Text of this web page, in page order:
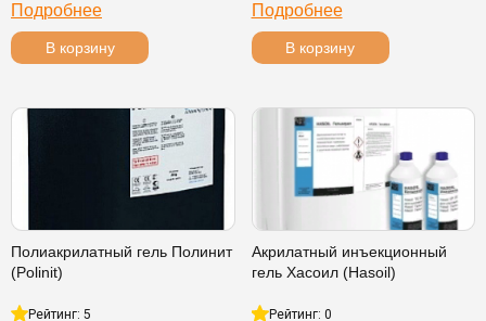
Подробнее
В корзину
Подробнее
В корзину
Полиакрилатный гель Полинит
(Polinit)
Рейтинг: 5
Акрилатный инъекционный
гель Хасоил (Hasoil)
Рейтинг: 0